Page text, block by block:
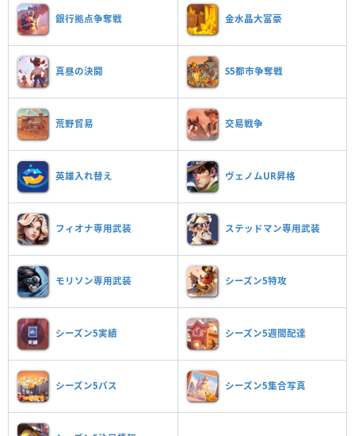
銀行拠点争奪戦 金水晶大富豪
真昼の決闘 S5都市争奪戦
荒野貿易 交易戦争
英雄入れ替え ヴェノムUR昇格
フィオナ専用武装 ステッドマン専用武装
モリソン専用武装 シーズン5特攻
シーズン5実績 シーズン5週間配達
シーズン5パス シーズン5集合写真